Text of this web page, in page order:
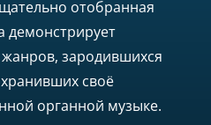
отобранная
демонстрирует
зародившихся
своё
органной музыке.